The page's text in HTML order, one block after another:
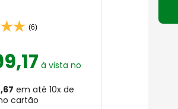
(6)
,17 à vista no
em até 10x de
cartão